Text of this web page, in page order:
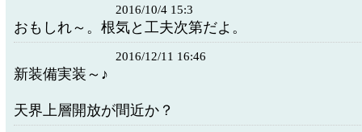
2016/10/4 15:3
おもしれ～。根気と工夫次第だよ。
2016/12/11 16:46
新装備実装～♪
天界上層開放が間近か？